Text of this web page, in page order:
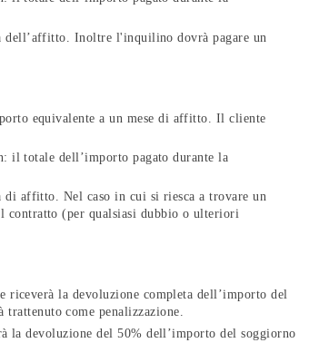
dell’affitto. Inoltre l'inquilino dovrà pagare un
equivalente a un mese di affitto. Il cliente
il totale dell’importo pagato durante la
di affitto. Nel caso in cui si riesca a trovare un
contratto (per qualsiasi dubbio o ulteriori
la devoluzione completa dell’importo del
trattenuto come penalizzazione.
devoluzione del 50% dell’importo del soggiorno